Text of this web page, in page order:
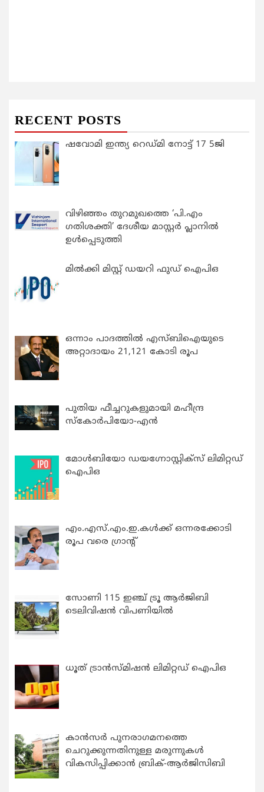
RECENT POSTS
ഷവോമി ഇന്ത്യ റെഡ്മി നോട്ട് 17 5ജി
വിഴിഞ്ഞം തുറമുഖത്തെ ‘പി.എം
ഗതിശക്തി’ ദേശീയ മാസ്റ്റർ പ്ലാനിൽ
ഉൾപ്പെടുത്തി
മിൽക്കി മിസ്റ്റ് ഡയറി ഫുഡ് ഐപിഒ
ഒന്നാം പാദത്തിൽ എസ്ബിഐയുടെ
അറ്റാദായം 21,121 കോടി രൂപ
പുതിയ ഫീച്ചറുകളുമായി മഹീന്ദ്ര
സ്കോർപിയോ-എൻ
മോൾബിയോ ഡയഗ്നോസ്റ്റിക്സ് ലിമിറ്റഡ്
ഐപിഒ
എം.എസ്.എം.ഇ.കൾക്ക് ഒന്നരക്കോടി
രൂപ വരെ ഗ്രാന്റ്
സോണി 115 ഇഞ്ച് ട്രൂ ആർജിബി
ടെലിവിഷൻ വിപണിയിൽ
ധൂത് ട്രാൻസ്മിഷൻ ലിമിറ്റഡ് ഐപിഒ
കാന്‍സര്‍ പുനരാഗമനത്തെ
ചെറുക്കുന്നതിനുള്ള മരുന്നുകള്‍
വികസിപ്പിക്കാന്‍ ബ്രിക്-ആര്‍ജിസിബി